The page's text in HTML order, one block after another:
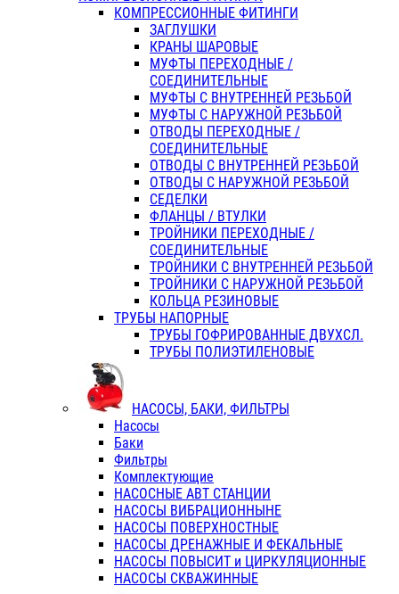
КОМПРЕССИОННЫЕ ФИТИНГИ
ЗАГЛУШКИ
КРАНЫ ШАРОВЫЕ
МУФТЫ ПЕРЕХОДНЫЕ /
СОЕДИНИТЕЛЬНЫЕ
МУФТЫ С ВНУТРЕННЕЙ РЕЗЬБОЙ
МУФТЫ С НАРУЖНОЙ РЕЗЬБОЙ
ОТВОДЫ ПЕРЕХОДНЫЕ /
СОЕДИНИТЕЛЬНЫЕ
ОТВОДЫ С ВНУТРЕННЕЙ РЕЗЬБОЙ
ОТВОДЫ С НАРУЖНОЙ РЕЗЬБОЙ
СЕДЕЛКИ
ФЛАНЦЫ / ВТУЛКИ
ТРОЙНИКИ ПЕРЕХОДНЫЕ /
СОЕДИНИТЕЛЬНЫЕ
ТРОЙНИКИ С ВНУТРЕННЕЙ РЕЗЬБОЙ
ТРОЙНИКИ С НАРУЖНОЙ РЕЗЬБОЙ
КОЛЬЦА РЕЗИНОВЫЕ
ТРУБЫ НАПОРНЫЕ
ТРУБЫ ГОФРИРОВАННЫЕ ДВУХСЛ.
ТРУБЫ ПОЛИЭТИЛЕНОВЫЕ
НАСОСЫ, БАКИ, ФИЛЬТРЫ
Насосы
Баки
Фильтры
Комплектующие
НАСОСНЫЕ АВТ СТАНЦИИ
НАСОСЫ ВИБРАЦИОННЫНЕ
НАСОСЫ ПОВЕРХНОСТНЫЕ
НАСОСЫ ДРЕНАЖНЫЕ И ФЕКАЛЬНЫЕ
НАСОСЫ ПОВЫСИТ и ЦИРКУЛЯЦИОННЫЕ
НАСОСЫ СКВАЖИННЫЕ